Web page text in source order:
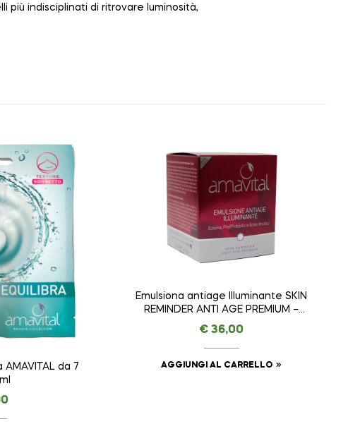
più indisciplinati di ritrovare luminosità,
AMAVITAL da 7
Emulsiona antiage Illuminante SKIN
REMINDER ANTI AGE PREMIUM –
AMAVITAL da 50 ml
€ 36,00
AGGIUNGI AL CARRELLO